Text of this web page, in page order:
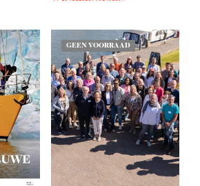
GEEN VOORRAAD